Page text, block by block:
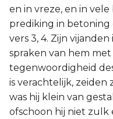
en in vreze, en in
prediking in betoning
vers 3, 4. Zijn
spraken van hem
tegenwoordigheid
is verachtelijk, zeiden
was hij klein van
ofschoon hij niet zulk